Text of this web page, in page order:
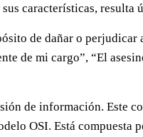
características, resulta
de dañar o perjudicar
de mi cargo”, “El
de información. Este
OSI. Está compuesta